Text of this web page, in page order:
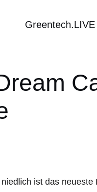
ist das